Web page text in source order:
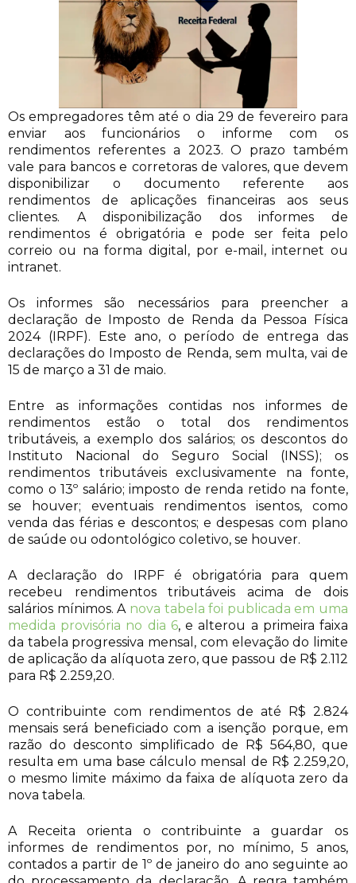
Os empregadores têm até o dia 29 de fevereiro para
enviar aos funcionários o informe com os
rendimentos referentes a 2023. O prazo também
vale para bancos e corretoras de valores, que devem
disponibilizar o documento referente aos
rendimentos de aplicações financeiras aos seus
clientes. A disponibilização dos informes de
rendimentos é obrigatória e pode ser feita pelo
correio ou na forma digital, por e-mail, internet ou
intranet.
Os informes são necessários para preencher a
declaração de Imposto de Renda da Pessoa Física
2024 (IRPF). Este ano, o período de entrega das
declarações do Imposto de Renda, sem multa, vai de
15 de março a 31 de maio.
Entre as informações contidas nos informes de
rendimentos estão o total dos rendimentos
tributáveis, a exemplo dos salários; os descontos do
Instituto Nacional do Seguro Social (INSS); os
rendimentos tributáveis exclusivamente na fonte,
como o 13º salário; imposto de renda retido na fonte,
se houver; eventuais rendimentos isentos, como
venda das férias e descontos; e despesas com plano
de saúde ou odontológico coletivo, se houver.
A declaração do IRPF é obrigatória para quem
recebeu rendimentos tributáveis acima de dois
salários mínimos. A nova tabela foi publicada em uma
medida provisória no dia 6, e alterou a primeira faixa
da tabela progressiva mensal, com elevação do limite
de aplicação da alíquota zero, que passou de R$ 2.112
para R$ 2.259,20.
O contribuinte com rendimentos de até R$ 2.824
mensais será beneficiado com a isenção porque, em
razão do desconto simplificado de R$ 564,80, que
resulta em uma base cálculo mensal de R$ 2.259,20,
o mesmo limite máximo da faixa de alíquota zero da
nova tabela.
A Receita orienta o contribuinte a guardar os
informes de rendimentos por, no mínimo, 5 anos,
contados a partir de 1º de janeiro do ano seguinte ao